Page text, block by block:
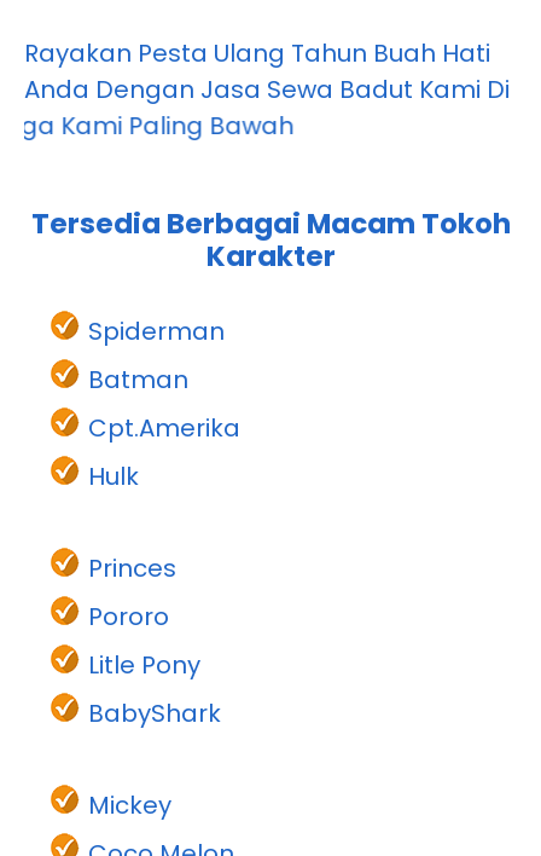
Ulang Tahun Bersama Kami
Rayakan Pesta Ulang Tahun Buah Hati
Bojonggede Bogor
Tersedia Berbagai Macam Tokoh
Spiderman
Cpt.Amerika
Pororo
Litle Pony
BabyShark